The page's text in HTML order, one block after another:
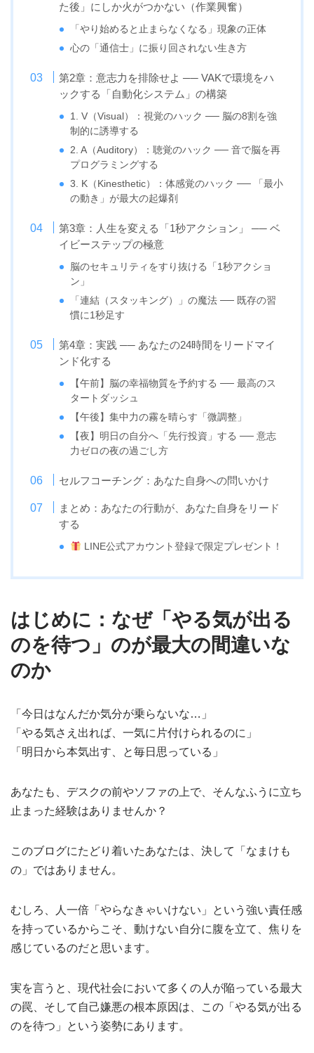
た後」にしか火がつかない（作業興奮）
「やり始めると止まらなくなる」現象の正体
心の「通信士」に振り回されない生き方
第2章：意志力を排除せよ ── VAKで環境をハ
ックする「自動化システム」の構築
1. V（Visual）：視覚のハック ── 脳の8割を強
制的に誘導する
2. A（Auditory）：聴覚のハック ── 音で脳を再
プログラミングする
3. K（Kinesthetic）：体感覚のハック ── 「最小
の動き」が最大の起爆剤
第3章：人生を変える「1秒アクション」 ── ベ
イビーステップの極意
脳のセキュリティをすり抜ける「1秒アクショ
ン」
「連結（スタッキング）」の魔法 ── 既存の習
慣に1秒足す
第4章：実践 ── あなたの24時間をリードマイ
ンド化する
【午前】脳の幸福物質を予約する ── 最高のス
タートダッシュ
【午後】集中力の霧を晴らす「微調整」
【夜】明日の自分へ「先行投資」する ── 意志
力ゼロの夜の過ごし方
セルフコーチング：あなた自身への問いかけ
まとめ：あなたの行動が、あなた自身をリード
する
LINE公式アカウント登録で限定プレゼント！
はじめに：なぜ「やる気が出る
のを待つ」のが最大の間違いな
のか
「今日はなんだか気分が乗らないな…」
「やる気さえ出れば、一気に片付けられるのに」
「明日から本気出す、と毎日思っている」
あなたも、デスクの前やソファの上で、そんなふうに立ち
止まった経験はありませんか？
このブログにたどり着いたあなたは、決して「なまけも
の」ではありません。
むしろ、人一倍「やらなきゃいけない」という強い責任感
を持っているからこそ、動けない自分に腹を立て、焦りを
感じているのだと思います。
実を言うと、現代社会において多くの人が陥っている最大
の罠、そして自己嫌悪の根本原因は、この「やる気が出る
のを待つ」という姿勢にあります。